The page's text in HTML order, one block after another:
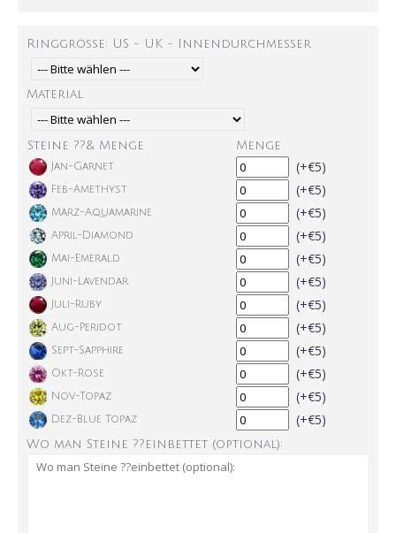
Ringgröße: US - UK - Innendurchmesser
Material
Steine ??& Menge Menge
Jan-Garnet (+€5)
Feb-Amethyst (+€5)
März-Aquamarine (+€5)
April-Diamond (+€5)
Mai-Emerald (+€5)
Juni-Lavendar (+€5)
Juli-Ruby (+€5)
Aug-Peridot (+€5)
Sept-Sapphire (+€5)
Okt-Rose (+€5)
Nov-Topaz (+€5)
Dez-Blue Topaz (+€5)
Wo man Steine ??einbettet (optional):